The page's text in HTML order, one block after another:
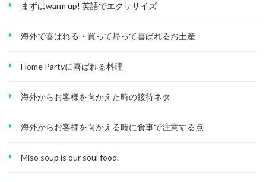
まずはwarm up! 英語でエクササイズ
海外で喜ばれる・買って帰って喜ばれるお土産
Home Partyに喜ばれる料理
海外からお客様を向かえた時の接待ネタ
海外からお客様を向かえる時に食事で注意する点
Miso soup is our soul food.